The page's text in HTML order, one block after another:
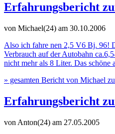
Erfahrungsbericht
von Michael(24) am 30.10.2006
Also ich fahre nen 2,5 V6 Bj. 96!
Verbrauch auf der Autobahn
nicht mehr als 8 Liter. Das schöne
» gesamten Bericht von Michael
Erfahrungsbericht
von Anton(24) am 27.05.2005